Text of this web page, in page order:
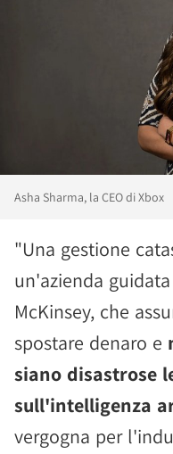
Asha Sharma, la CEO di Xbox
"Una gestione
un'azienda
McKinsey, che
spostare denaro e
siano disastrose
sull'intelligenza
vergogna per